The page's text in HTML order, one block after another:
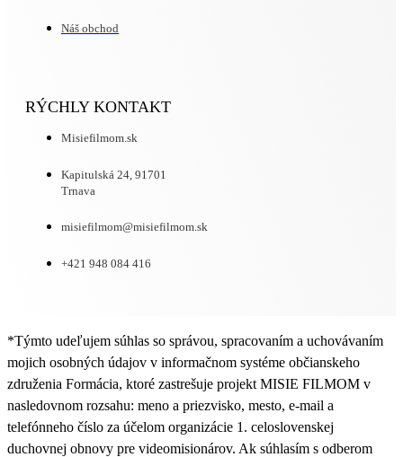
Náš obchod
RÝCHLY KONTAKT
Misiefilmom.sk
Kapitulská 24, 91701
Trnava
misiefilmom@misiefilmom.sk
+421 948 084 416
*Týmto udeľujem súhlas so správou, spracovaním a uchovávaním
mojich osobných údajov v informačnom systéme občianskeho
združenia Formácia, ktoré zastrešuje projekt MISIE FILMOM v
nasledovnom rozsahu: meno a priezvisko, mesto, e-mail a
telefónneho číslo za účelom organizácie 1. celoslovenskej
duchovnej obnovy pre videomisionárov. Ak súhlasím s odberom